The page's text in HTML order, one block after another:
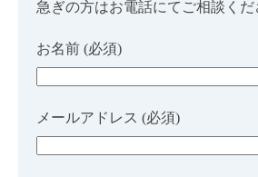
急ぎの方はお電話にてご相談くだ
お名前 (必須)
メールアドレス (必須)